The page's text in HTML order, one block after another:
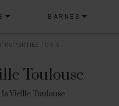
BARNES
Toulouse
Vieille Toulouse